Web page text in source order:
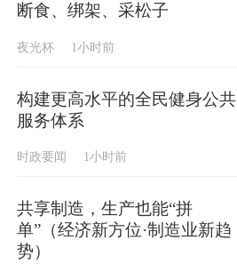
断食、绑架、采松子
夜光杯 1小时前
构建更高水平的全民健身公共
服务体系
时政要闻 1小时前
共享制造，生产也能“拼
单”（经济新方位·制造业新趋
势）